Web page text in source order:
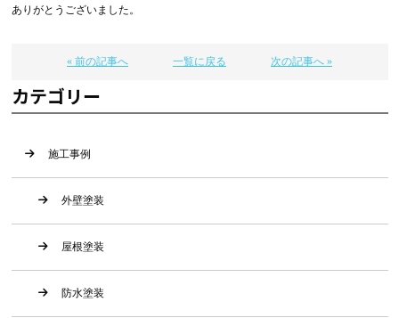
ありがとうございました。
« 前の記事へ 一覧に戻る 次の記事へ »
カテゴリー
施工事例
外壁塗装
屋根塗装
防水塗装